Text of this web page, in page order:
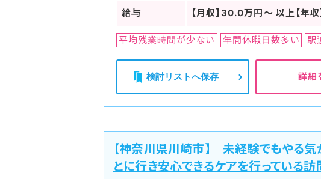
給与 【月収】30.0万円～ 以上【年
平均残業時間が少ない 年間休暇日数多い 駅
検討リストへ保存 詳細
【神奈川県川崎市】 未経験でもやる
とに行き安心できるケアを行っている訪